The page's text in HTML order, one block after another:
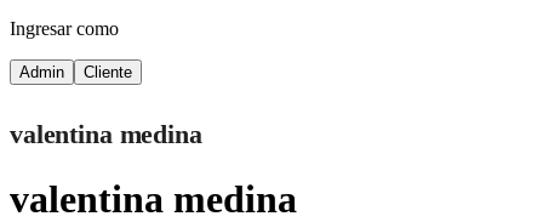
Ingresar como
Admin Cliente
valentina medina
valentina medina